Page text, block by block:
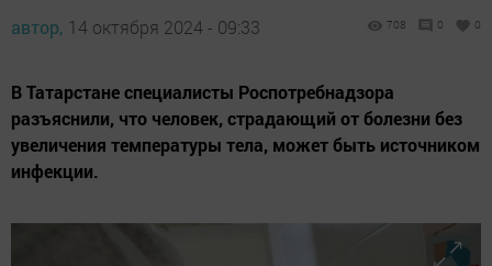
автор, 14 октября 2024 - 09:33 708 0 0
В Татарстане специалисты Роспотребнадзора
разъяснили, что человек, страдающий от болезни без
увеличения температуры тела, может быть источником
инфекции.